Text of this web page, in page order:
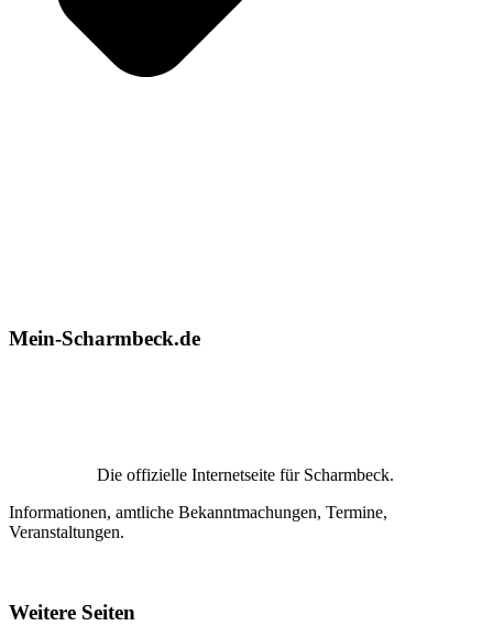
Mein-Scharmbeck.de
Die offizielle Internetseite für Scharmbeck.
Informationen, amtliche Bekanntmachungen, Termine,
Veranstaltungen.
Weitere Seiten